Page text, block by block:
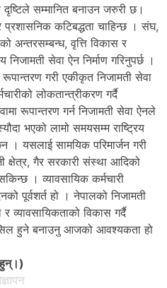
दृष्टिले सम्मानित बनाउन जरुरी छ।
प्रशासनिक कटिबद्धता चाहिन्छ । संघ,
अन्तरसम्बन्ध, वृत्ति विकास र
निजामती सेवा ऐन निर्माण गरिनुपर्छ ।
गरी एकीकृत निजामती सेवा
लोकतान्त्रीकरण गर्दै
रूपान्तरण गर्न निजामती सेवा ऐनले
भएको लामो समयसम्म राष्ट्रिय
यसलाई सामयिक परिमार्जन गरी
क्षेत्र, गैर सरकारी संस्था आदिको
। व्यावसायिक कर्मचारी
पूर्वशर्त हो । नेपालको निजामती
व्यावसायिकताको विकास गर्दै
हुने बनाउनु आजको आवश्यकता हो